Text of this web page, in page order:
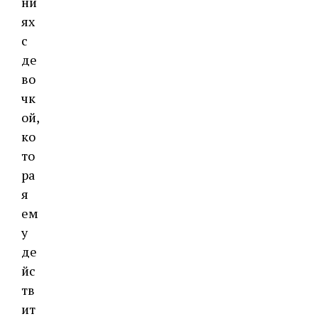
ях
с
де
во
чк
ой,
ко
то
ра
я
ем
у
де
йс
тв
ит